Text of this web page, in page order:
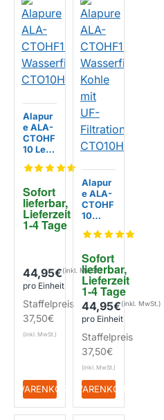
EIGENMARKE
Sofort
lieferbar,
Lieferzeit
1-4 Tage
Alapur
e ALA-
CTOHF
10 Legi
-
filter A
LA-
CTO10
HF
44,95€
pro Einheit
Staffelpreis
37,50€
+ WARENKORB
EIGENMARKE
Sofort
lieferbar,
Lieferzeit
1-4 Tage
Alapur
e ALA-
CTOHF
10
filter
mit UF-
Filtrati
on ALA
-
CTO10
HF
44,95€
pro Einheit
Staffelpreis
37,50€
+ WARENKORB